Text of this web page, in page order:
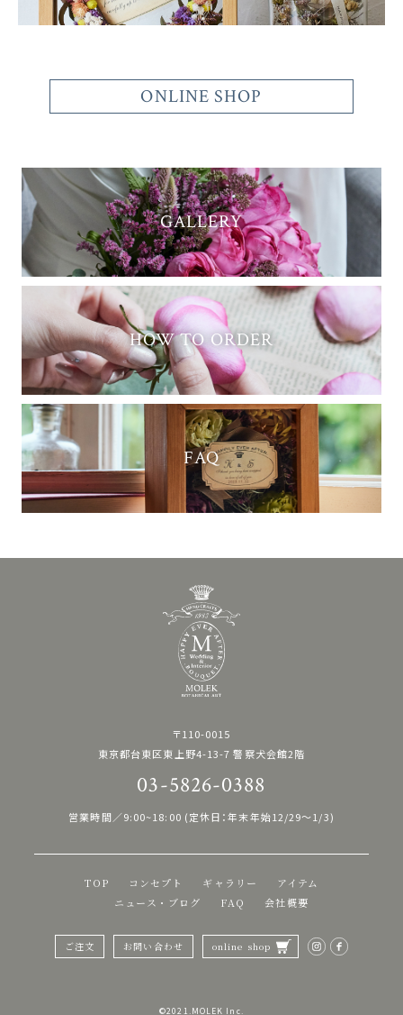
ONLINE SHOP
GALLERY
HOW TO ORDER
FAQ
TOP コンセプト ギャラリー
アイテム
ニュース・ブログ
FAQ 会社概要
ご注文 お問い合わせ online shop
〒110-0015
東京都台東区東上野4-13-7 警察犬会館2階
03-5826-0388
営業時間／9:00~18:00 (定休日：年末年始12/29〜1/3)
©︎2021.MOLEK Inc.